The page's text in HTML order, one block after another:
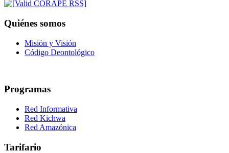
Quiénes somos
Misión y Visión
Código Deontológico
Programas
Red Informativa
Red Kichwa
Red Amazónica
Tarifario